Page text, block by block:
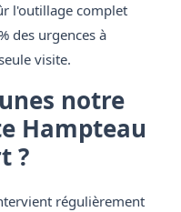
l'outillage complet
des urgences à
visite.
notre
Hampteau
?
régulièrement